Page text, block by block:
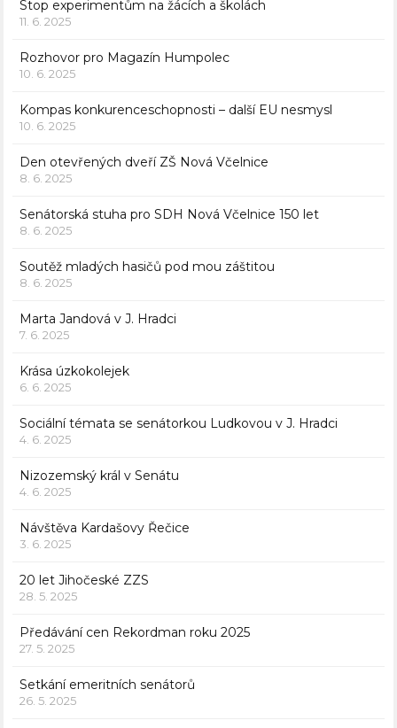
Stop experimentům na žácích a školách
11. 6. 2025
Rozhovor pro Magazín Humpolec
10. 6. 2025
Kompas konkurenceschopnosti – další EU nesmysl
10. 6. 2025
Den otevřených dveří ZŠ Nová Včelnice
8. 6. 2025
Senátorská stuha pro SDH Nová Včelnice 150 let
8. 6. 2025
Soutěž mladých hasičů pod mou záštitou
8. 6. 2025
Marta Jandová v J. Hradci
7. 6. 2025
Krása úzkokolejek
6. 6. 2025
Sociální témata se senátorkou Ludkovou v J. Hradci
4. 6. 2025
Nizozemský král v Senátu
4. 6. 2025
Návštěva Kardašovy Řečice
3. 6. 2025
20 let Jihočeské ZZS
28. 5. 2025
Předávání cen Rekordman roku 2025
27. 5. 2025
Setkání emeritních senátorů
26. 5. 2025